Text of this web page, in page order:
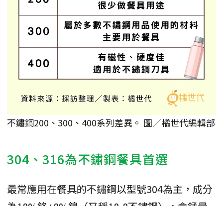
不鏽鋼200、300、400系列差異。 圖／橘世代編輯部
304、316為不鏽鋼餐具首選
最常應用在餐具的不鏽鋼以型號304為主，成分